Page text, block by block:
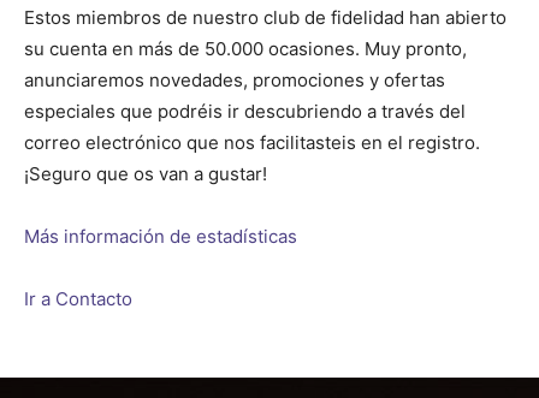
Estos miembros de nuestro club de fidelidad han abierto
su cuenta en más de 50.000 ocasiones. Muy pronto,
anunciaremos novedades, promociones y ofertas
especiales que podréis ir descubriendo a través del
correo electrónico que nos facilitasteis en el registro.
¡Seguro que os van a gustar!
Más información de estadísticas
Ir a Contacto